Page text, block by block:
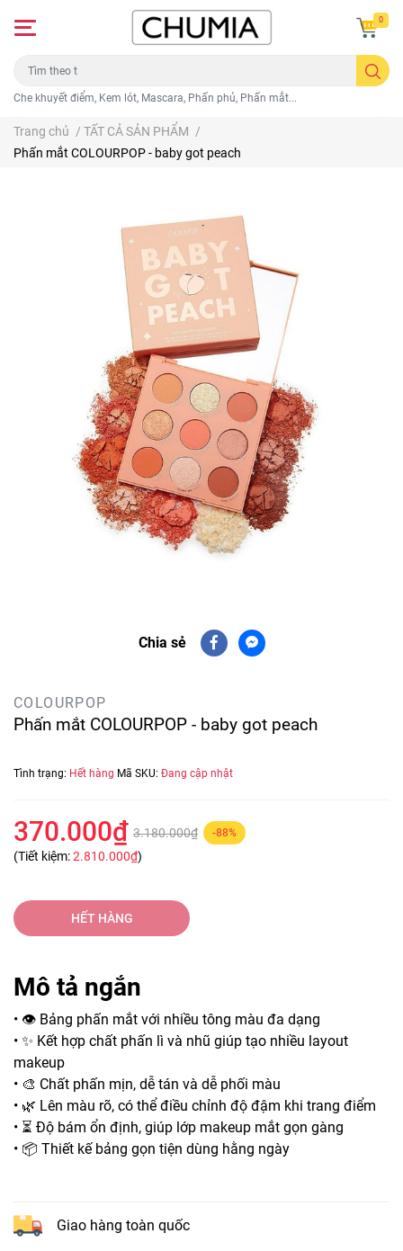
Che khuyết điểm, Kem lót, Mascara, Phấn phủ, Phấn mắt...
0
Trang chủ / TẤT CẢ SẢN PHẨM /
Phấn mắt COLOURPOP - baby got peach
Chia sẻ
COLOURPOP
Phấn mắt COLOURPOP - baby got peach
Tình trạng: Hết hàng Mã SKU: Đang cập nhật
370.000₫ 3.180.000₫ -88%
(Tiết kiệm:2.810.000₫)
HẾT HÀNG
Mô tả ngắn
• 👁️ Bảng phấn mắt với nhiều tông màu đa dạng
• ✨ Kết hợp chất phấn lì và nhũ giúp tạo nhiều layout
makeup
• 🎨 Chất phấn mịn, dễ tán và dễ phối màu
• 🌿 Lên màu rõ, có thể điều chỉnh độ đậm khi trang điểm
• ⏳ Độ bám ổn định, giúp lớp makeup mắt gọn gàng
• 📦 Thiết kế bảng gọn tiện dùng hằng ngày
Giao hàng toàn quốc